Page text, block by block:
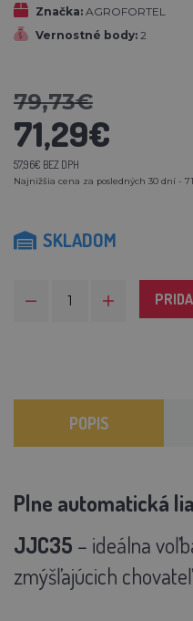
Značka: AGROFORTEL
Vernostné body: 2
79,73€
71,29€
57,96€ BEZ DPH
Najnižšia cena za posledných 30 dní -
SKLADOM
POPIS
Plne automatická
JJC35 – ideálna
zmýšľajúcich